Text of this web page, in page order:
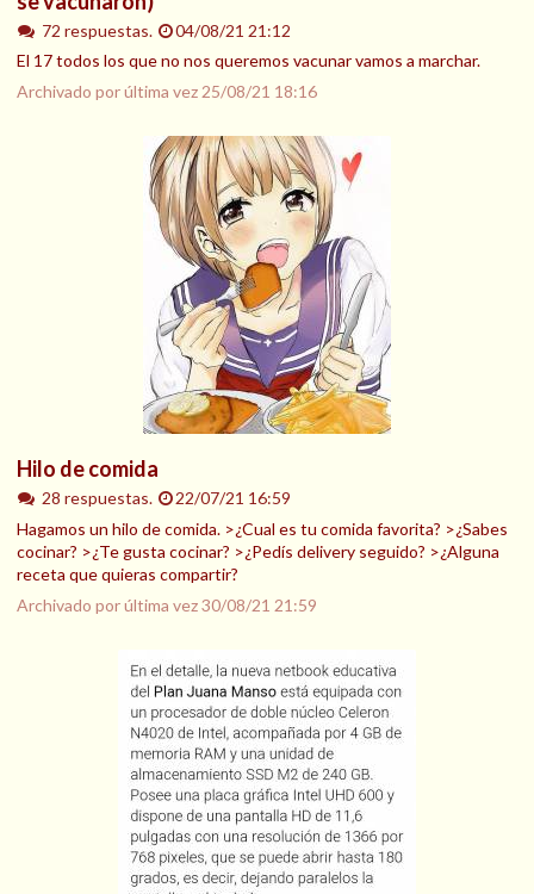
72 respuestas.
04/08/21 21:12
El 17 todos los que no nos queremos vacunar vamos a marchar.
Archivado por última vez 25/08/21 18:16
Hilo de comida
28 respuestas.
22/07/21 16:59
Hagamos un hilo de comida. >¿Cual es tu comida favorita? >¿Sabes
cocinar? >¿Te gusta cocinar? >¿Pedís delivery seguido? >¿Alguna
receta que quieras compartir?
Archivado por última vez30/08/21 21:59